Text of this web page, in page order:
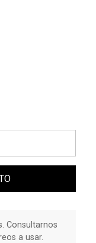
Consultarnos
a usar.